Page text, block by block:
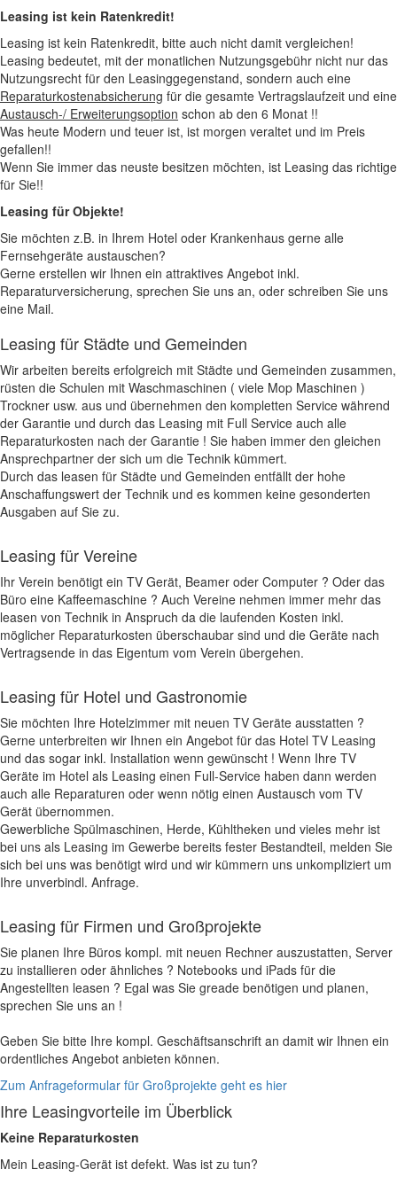
Leasing ist kein Ratenkredit!
Leasing ist kein Ratenkredit, bitte auch nicht damit vergleichen!
Leasing bedeutet, mit der monatlichen Nutzungsgebühr nicht nur das
Nutzungsrecht für den Leasinggegenstand, sondern auch eine
Reparaturkostenabsicherung für die gesamte Vertragslaufzeit und eine
Austausch-/ Erweiterungsoption schon ab den 6 Monat !!
Was heute Modern und teuer ist, ist morgen veraltet und im Preis
gefallen!!
Wenn Sie immer das neuste besitzen möchten, ist Leasing das richtige
für Sie!!
Leasing für Objekte!
Sie möchten z.B. in Ihrem Hotel oder Krankenhaus gerne alle
Fernsehgeräte austauschen?
Gerne erstellen wir Ihnen ein attraktives Angebot inkl.
Reparaturversicherung, sprechen Sie uns an, oder schreiben Sie uns
eine Mail.
Leasing für Städte und Gemeinden
Wir arbeiten bereits erfolgreich mit Städte und Gemeinden zusammen,
rüsten die Schulen mit Waschmaschinen ( viele Mop Maschinen )
Trockner usw. aus und übernehmen den kompletten Service während
der Garantie und durch das Leasing mit Full Service auch alle
Reparaturkosten nach der Garantie ! Sie haben immer den gleichen
Ansprechpartner der sich um die Technik kümmert.
Durch das leasen für Städte und Gemeinden entfällt der hohe
Anschaffungswert der Technik und es kommen keine gesonderten
Ausgaben auf Sie zu.
Leasing für Vereine
Ihr Verein benötigt ein TV Gerät, Beamer oder Computer ? Oder das
Büro eine Kaffeemaschine ? Auch Vereine nehmen immer mehr das
leasen von Technik in Anspruch da die laufenden Kosten inkl.
möglicher Reparaturkosten überschaubar sind und die Geräte nach
Vertragsende in das Eigentum vom Verein übergehen.
Leasing für Hotel und Gastronomie
Sie möchten Ihre Hotelzimmer mit neuen TV Geräte ausstatten ?
Gerne unterbreiten wir Ihnen ein Angebot für das Hotel TV Leasing
und das sogar inkl. Installation wenn gewünscht ! Wenn Ihre TV
Geräte im Hotel als Leasing einen Full-Service haben dann werden
auch alle Reparaturen oder wenn nötig einen Austausch vom TV
Gerät übernommen.
Gewerbliche Spülmaschinen, Herde, Kühltheken und vieles mehr ist
bei uns als Leasing im Gewerbe bereits fester Bestandteil, melden Sie
sich bei uns was benötigt wird und wir kümmern uns unkompliziert um
Ihre unverbindl. Anfrage.
Leasing für Firmen und Großprojekte
Sie planen Ihre Büros kompl. mit neuen Rechner auszustatten, Server
zu installieren oder ähnliches ? Notebooks und iPads für die
Angestellten leasen ? Egal was Sie greade benötigen und planen,
sprechen Sie uns an !
Geben Sie bitte Ihre kompl. Geschäftsanschrift an damit wir Ihnen ein
ordentliches Angebot anbieten können.
Zum Anfrageformular für Großprojekte geht es hier
Ihre Leasingvorteile im Überblick
Keine Reparaturkosten
Mein Leasing-Gerät ist defekt. Was ist zu tun?